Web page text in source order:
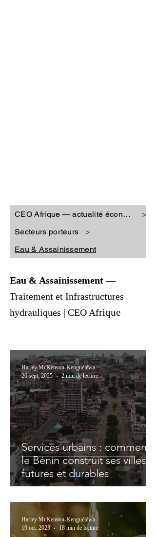
CEO Afrique — actualité économique
>
Secteurs porteurs
>
Eau & Assainissement
Eau & Assainissement—
Traitement et Infrastructures
hydrauliques | CEO Afrique
Services urbains : comment
le Bénin construit ses villes
futures et durables
Harley McKenson-Kenguéléwa
26 sept. 2025
2 min de lecture
Harley McKenson-Kenguéléwa
19 oct. 2023
18 min de lecture